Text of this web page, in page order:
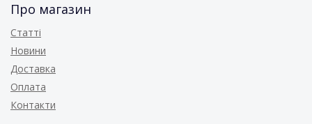
Про магазин
Статті
Новини
Доставка
Оплата
Контакти